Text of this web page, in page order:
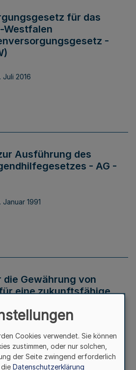
für das
Westfalen
-
Juli 2016
Ausführung des
- AG -
Januar 1991
die Gewährung von
eine zukunftsfähige
Cookies verwendet. Sie können
zustimmen, oder nur solchen,
der Seite zwingend erforderlich
Datenschutzerklärung